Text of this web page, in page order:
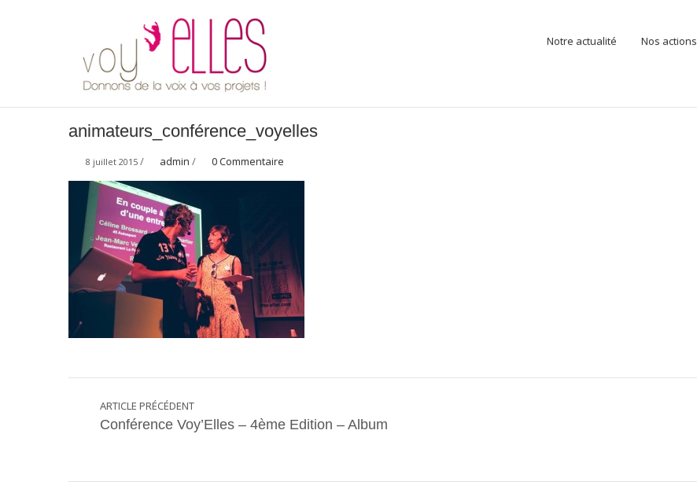
Notre actualité Nos actions
animateurs_conférence_voyelles
8 juillet 2015 / admin / 0 Commentaire
ARTICLE PRÉCÉDENT
Conférence Voy’Elles – 4ème Edition – Album